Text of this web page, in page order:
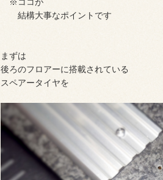
結構大事なポイントです
まずは
後ろのフロアーに搭載されている
スペアータイヤを